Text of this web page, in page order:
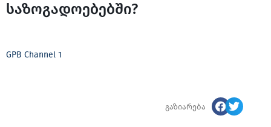
საზოგადოებებში?
GPB Channel 1
გაზიარება